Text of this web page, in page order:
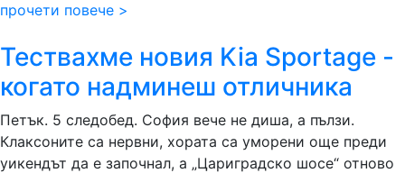
прочети повече >
Тествахме новия Kia Sportage -
когато надминеш отличника
Петък. 5 следобед. София вече не диша, а пълзи.
Клаксоните са нервни, хората са уморени още преди
уикендът да е започнал, а „Цариградско шосе“ отново